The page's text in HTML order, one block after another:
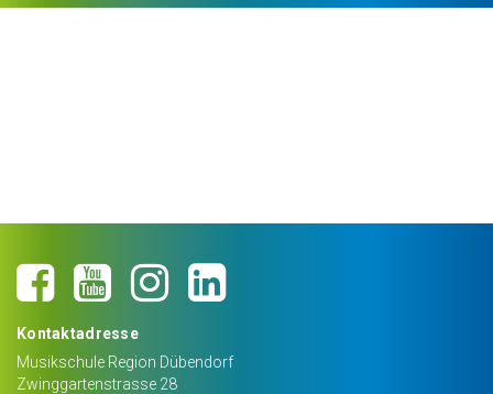
Kontaktadresse
Musikschule Region Dübendorf
Zwinggartenstrasse 28